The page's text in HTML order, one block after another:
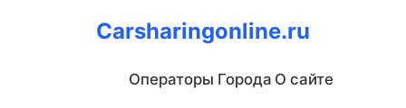
Carsharingonline.ru
Операторы Города О сайте